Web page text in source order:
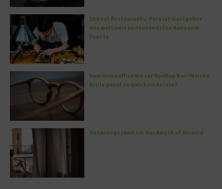
50 Best Restaurants: Peru ist Gastgeber
des weltweit bedeutendsten Kulinarik-
Events
Vom Homeoffice bis zur Rooftop Bar: Welche
Brille passt zu welchem Anlass?
Unterwegs rund um das Amyth of Nicosia